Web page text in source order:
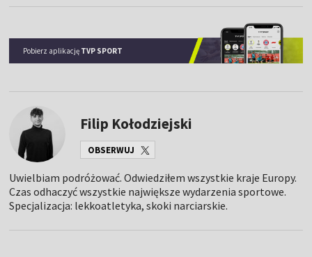
Pobierz aplikację TVP SPORT
Filip Kołodziejski
OBSERWUJ
Uwielbiam podróżować. Odwiedziłem wszystkie kraje Europy.
Czas odhaczyć wszystkie największe wydarzenia sportowe.
Specjalizacja: lekkoatletyka, skoki narciarskie.